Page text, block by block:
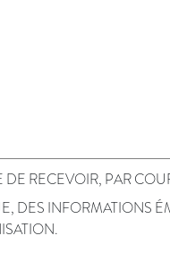
DE RECEVOIR, PAR
DES INFORMATIONS